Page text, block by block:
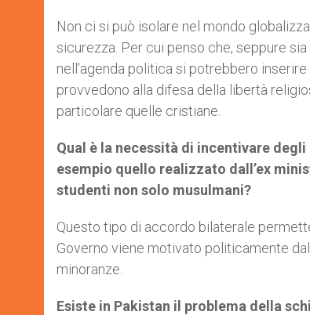
Non ci si può isolare nel mondo
sicurezza. Per cui penso che, seppure
nell’agenda politica si potrebbero
provvedono alla difesa della libertà
particolare quelle cristiane.
Qual è la necessità di incentivare
esempio quello realizzato dall’ex
studenti non solo musulmani?
Questo tipo di accordo bilaterale
Governo viene motivato politicamente
minoranze.
Esiste in Pakistan il problema della